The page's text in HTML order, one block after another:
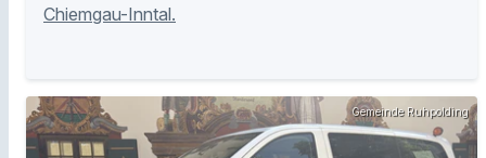
Chiemgau-Inntal.
Gemeinde Ruhpolding